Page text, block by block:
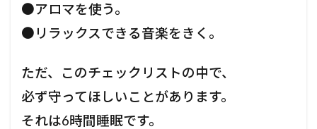
●アロマを使う。
●リラックスできる音楽をきく。
ただ、このチェックリストの中で、
必ず守ってほしいことがあります。
それは6時間睡眠です。